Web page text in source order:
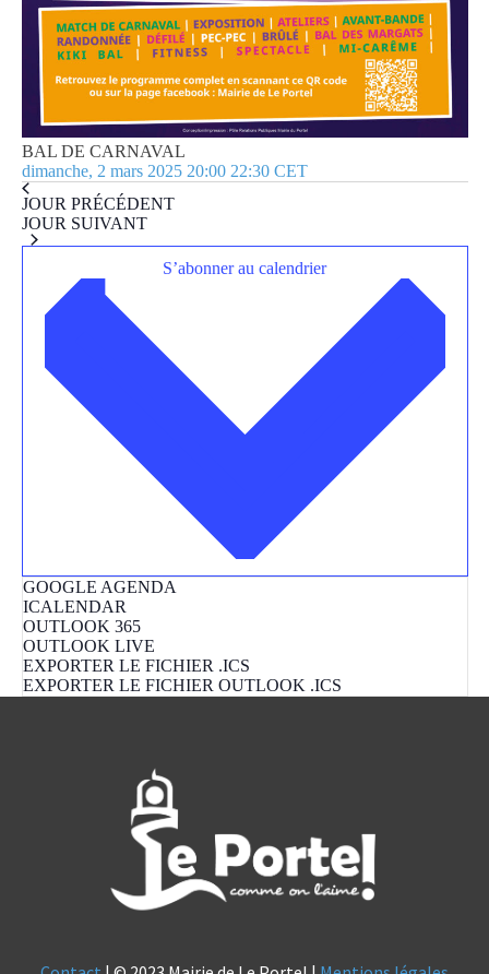
BAL DE CARNAVAL
dimanche, 2 mars 2025 20:00 22:30 CET
JOUR PRÉCÉDENT
JOUR SUIVANT
S’abonner au calendrier
GOOGLE AGENDA
ICALENDAR
OUTLOOK 365
OUTLOOK LIVE
EXPORTER LE FICHIER .ICS
EXPORTER LE FICHIER OUTLOOK .ICS